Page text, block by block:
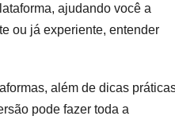
ajudando você a
ou já experiente, entender
além de dicas
pode fazer toda a